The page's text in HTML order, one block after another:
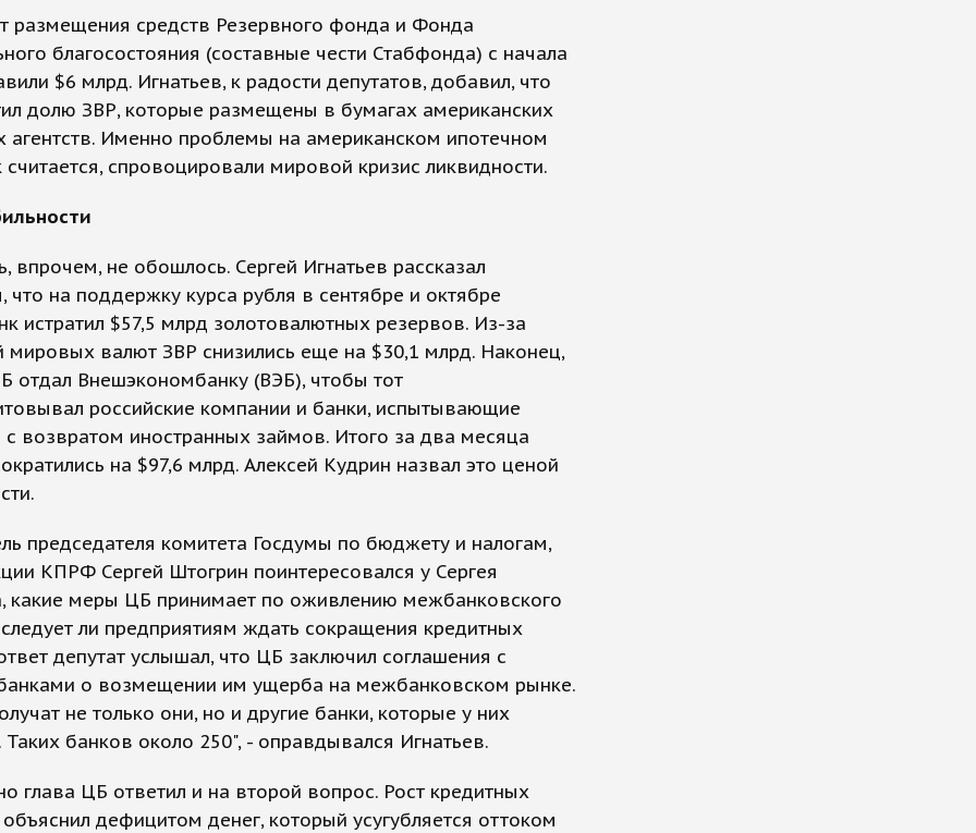
размещения средств Резервного фонда и Фонда
благосостояния (составные чести Стабфонда) с начала
$6 млрд. Игнатьев, к радости депутатов, добавил, что
долю ЗВР, которые размещены в бумагах американских
агентств. Именно проблемы на американском ипотечном
считается, спровоцировали мировой кризис ликвидности.
впрочем, не обошлось. Сергей Игнатьев рассказал
что на поддержку курса рубля в сентябре и октябре
истратил $57,5 млрд золотовалютных резервов. Из-за
мировых валют ЗВР снизились еще на $30,1 млрд. Наконец,
отдал Внешэкономбанку (ВЭБ), чтобы тот
российские компании и банки, испытывающие
возвратом иностранных займов. Итого за два месяца
на $97,6 млрд. Алексей Кудрин назвал это ценой
председателя комитета Госдумы по бюджету и налогам,
КПРФ Сергей Штогрин поинтересовался у Сергея
какие меры ЦБ принимает по оживлению межбанковского
ли предприятиям ждать сокращения кредитных
депутат услышал, что ЦБ заключил соглашения с
о возмещении им ущерба на межбанковском рынке.
не только они, но и другие банки, которые у них
банков около 250", - оправдывался Игнатьев.
глава ЦБ ответил и на второй вопрос. Рост кредитных
дефицитом денег, который усугубляется оттоком